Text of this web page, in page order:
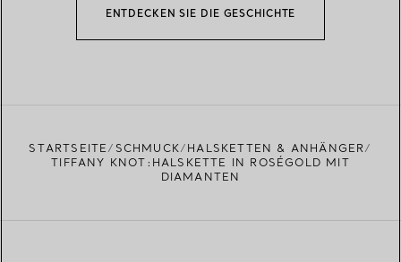
ENTDECKEN SIE DIE GESCHICHTE
STARTSEITE SCHMUCK
HALSKETTEN & ANHÄNGER
TIFFANY KNOT:HALSKETTE IN ROSÉGOLD MIT
DIAMANTEN